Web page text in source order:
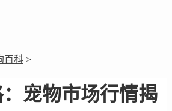
百科 >
宠物市场行情揭